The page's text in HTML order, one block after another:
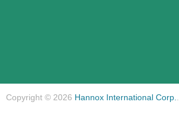
Copyright © 2026 Hannox International Corp.